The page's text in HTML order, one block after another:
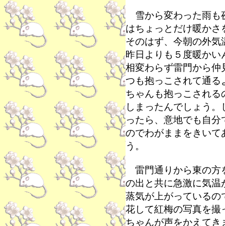
雪から変わった雨も
はちょっとだけ暖かさ
そのはず、今朝の外気
昨日よりも５度暖かい
相変わらず雷門から仲
つも抱っこされて通る
ちゃんも抱っこされる
しまったんでしょう。
ったら、意地でも自分
のでわがままをきいて
う。
雷門通りから東の方
の出と共に急激に気温
蒸気が上がっているの
花して紅梅の写真を撮
ちゃんが声をかえてき